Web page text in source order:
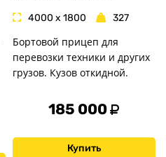
4000 x 1800 327
Бортовой прицеп для
перевозки техники и других
грузов. Кузов откидной.
185 000
Купить